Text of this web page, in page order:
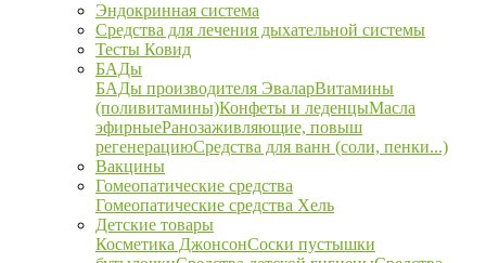
Эндокринная система
Средства для лечения дыхательной системы
Тесты Ковид
БАДы
БАДы производителя ЭваларВитамины
(поливитамины)Конфеты и леденцыМасла
эфирныеРанозаживляющие, повыш
регенерациюСредства для ванн (соли, пенки...)
Вакцины
Гомеопатические средства
Гомеопатические средства Хель
Детские товары
Косметика ДжонсонСоски пустышки